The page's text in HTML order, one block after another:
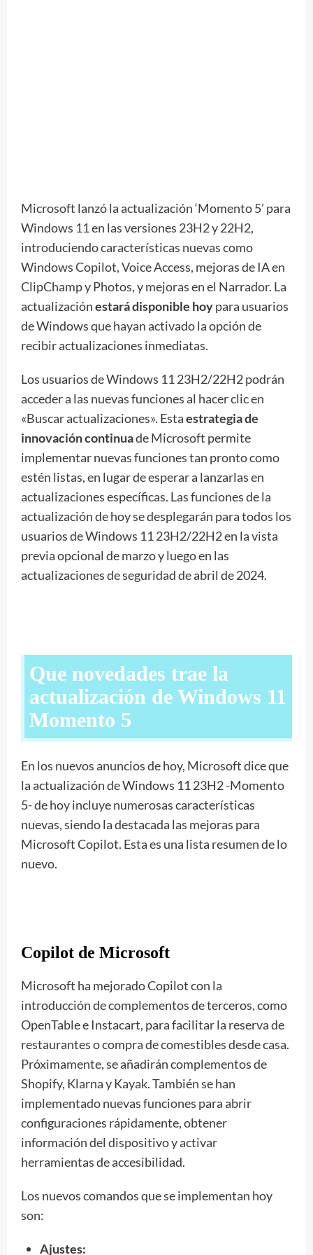
Microsoft lanzó la actualización ‘Momento 5’ para
Windows 11 en las versiones 23H2 y 22H2,
introduciendo características nuevas como
Windows Copilot, Voice Access, mejoras de IA en
ClipChamp y Photos, y mejoras en el Narrador. La
actualizaciónestará disponible hoypara usuarios
de Windows que hayan activado la opción de
recibir actualizaciones inmediatas.
Los usuarios de Windows 11 23H2/22H2 podrán
acceder a las nuevas funciones al hacer clic en
«Buscar actualizaciones». Estaestrategia de
innovación continuade Microsoft permite
implementar nuevas funciones tan pronto como
estén listas, en lugar de esperar a lanzarlas en
actualizaciones específicas. Las funciones de la
actualización de hoy se desplegarán para todos los
usuarios de Windows 11 23H2/22H2 en la vista
previa opcional de marzo y luego en las
actualizaciones de seguridad de abril de 2024.
Que novedades trae la
actualización de Windows 11
Momento 5
En los nuevos anuncios de hoy, Microsoft dice que
la actualización de Windows 11 23H2 -Momento
5- de hoy incluye numerosas características
nuevas, siendo la destacada las mejoras para
Microsoft Copilot. Esta es una lista resumen de lo
nuevo.
Copilot de Microsoft
Microsoft ha mejorado Copilot con la
introducción de complementos de terceros, como
OpenTable e Instacart, para facilitar la reserva de
restaurantes o compra de comestibles desde casa.
Próximamente, se añadirán complementos de
Shopify, Klarna y Kayak. También se han
implementado nuevas funciones para abrir
configuraciones rápidamente, obtener
información del dispositivo y activar
herramientas de accesibilidad.
Los nuevos comandos que se implementan hoy
son:
Ajustes: